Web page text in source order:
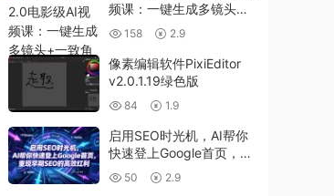
频课：一键生成多镜头
+一致角色+音频叙事
158 2.9
像素编辑软件PixiEditor
v2.0.1.19绿色版
84 1.9
启用SEO时光机，AI帮你
快速登上Google首页，重
现早期SEO的高效红利
【原创双语字幕】
50 2.9